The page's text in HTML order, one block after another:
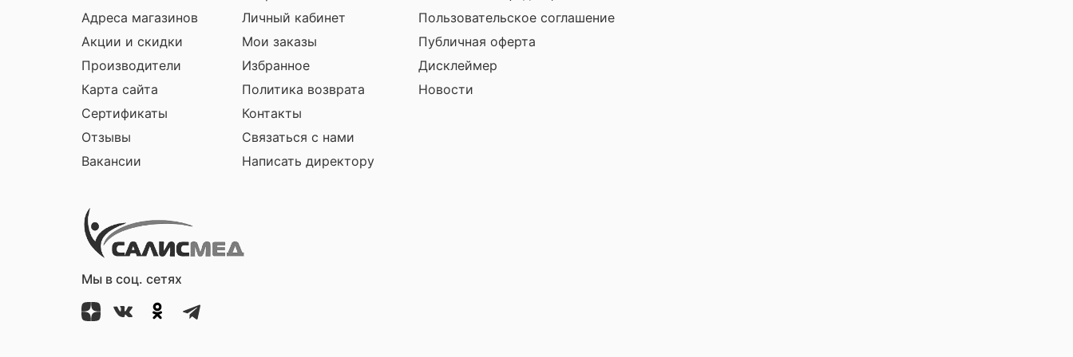
Адреса магазинов
Акции и скидки
Производители
Карта сайта
Сертификаты
Отзывы
Вакансии
Личный кабинет
Мои заказы
Избранное
Политика возврата
Контакты
Связаться с нами
Написать директору
Пользовательское соглашение
Публичная оферта
Дисклеймер
Новости
Мы в соц. сетях